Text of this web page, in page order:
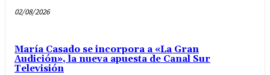
02/08/2026
María Casado se incorpora a «La Gran
Audición», la nueva apuesta de Canal Sur
Televisión